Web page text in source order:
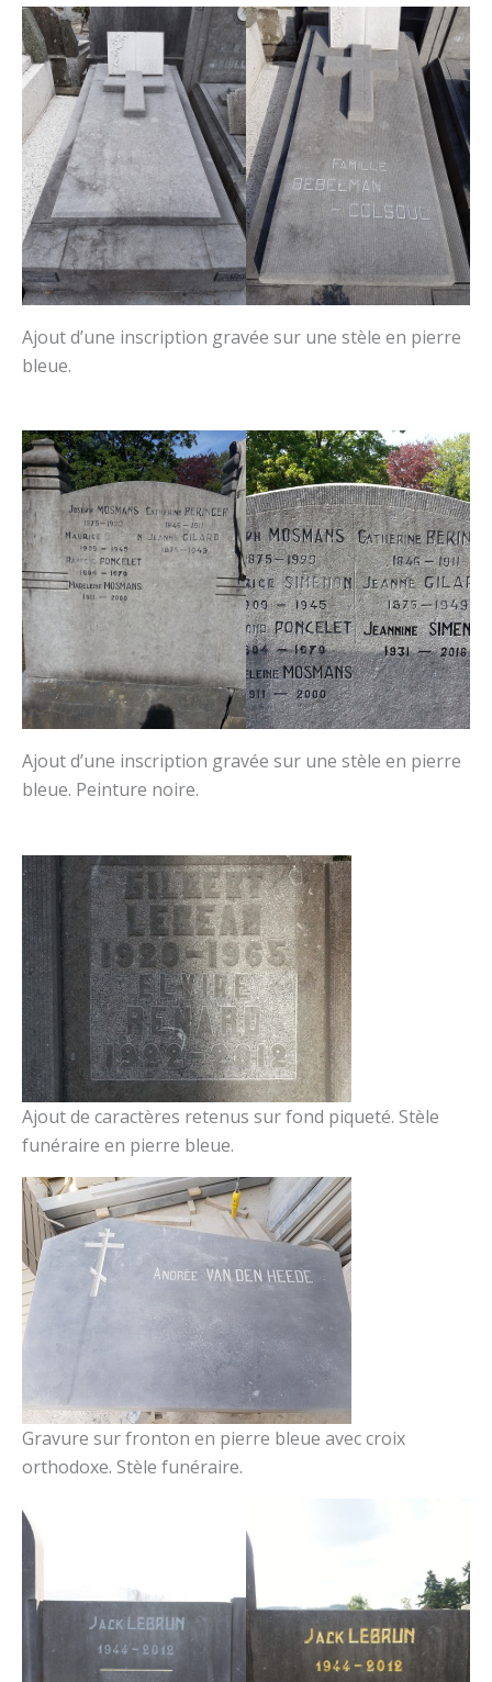
Ajout d’une inscription gravée sur une stèle en pierre
bleue.
Ajout d’une inscription gravée sur une stèle en pierre
bleue. Peinture noire.
Ajout de caractères retenus sur fond piqueté. Stèle
funéraire en pierre bleue.
Gravure sur fronton en pierre bleue avec croix
orthodoxe. Stèle funéraire.